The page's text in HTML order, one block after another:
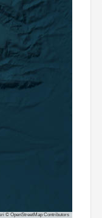
© OpenStreetMap Contributors